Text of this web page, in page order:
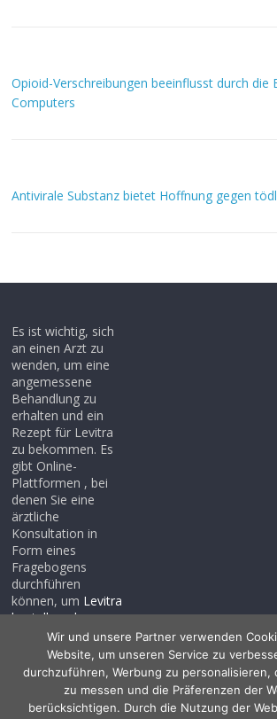
Opioid-Verschreibungen beeinflusst durch die
Computers
Antivirale Substanz bietet Hoffnung gegen
Es ist wichtig, sich
an einen Arzt zu
wenden, um eine
angemessene
Behandlung zu
erhalten und ein
Rezept für Levitra
zu bekommen. Es
gibt Online-
Plattformen , bei
denen Sie eine
ärztliche
Konsultation in
Form eines
Fragebogens
durchführen
können, um Levitra
bestellen ohne
rezept, auch wenn
Sie noch kein
Rezept haben .
Wir und unsere Partner verwenden
Website, um unseren Service zu
durchzuführen, Werbung zu personalisieren,
zu messen und die Präferenzen der
berücksichtigen. Durch die Nutzung der